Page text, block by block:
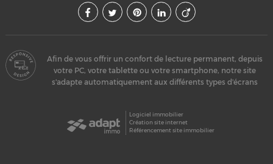
Afin de vous offrir un confort de lecture permanent, depuis
votre PC, votre tablette ou votre smartphone, notre site
s'adapte automatiquement aux différents types d'écrans
Logiciel immobilier
Création site internet
Référencement site immobilier